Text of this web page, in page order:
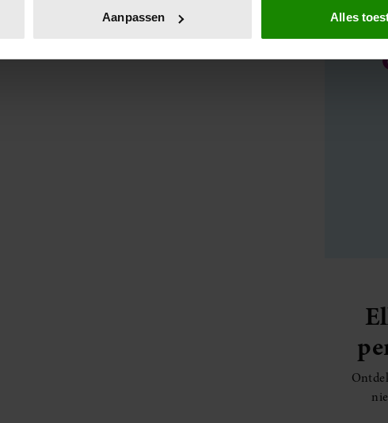
of intrekken in de Cookieverklaring.
advertenties te personaliseren, om functies voor social media te
partners kunnen deze gegevens combineren met andere informatie
op basis van uw gebruik van hun services. U gaat akkoord met
Aanpassen Alles